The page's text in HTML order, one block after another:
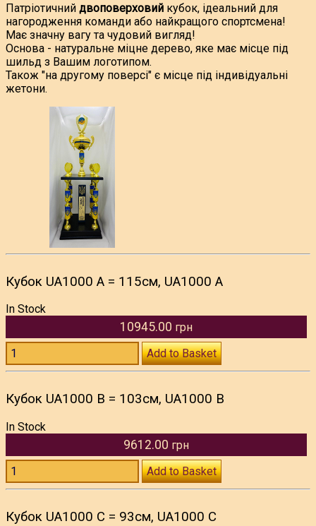
Патріотичний двоповерховий кубок, ідеальний для
нагородження команди або найкращого спортсмена!
Має значну вагу та чудовий вигляд!
Основа - натуральне міцне дерево, яке має місце під
шильд з Вашим логотипом.
Також "на другому поверсі" є місце під індивідуальні
жетони.
Кубок UA1000 A = 115см, UA1000 A
In Stock
10945.00 грн
Add to Basket
Кубок UA1000 B = 103см, UA1000 B
In Stock
9612.00 грн
Add to Basket
Кубок UA1000 C = 93см, UA1000 C